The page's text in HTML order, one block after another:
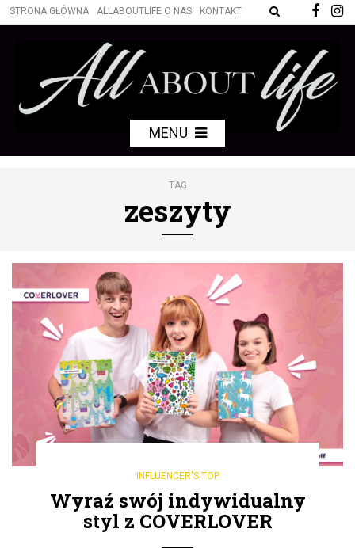
STRONA GŁÓWNA ALLABOUTLIFE O NAS KONTAKT
MENU
TAG
zeszyty
INFLUENCER'S TOP
Wyraź swój indywidualny
styl z COVERLOVER